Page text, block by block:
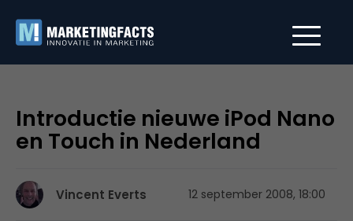
Introductie nieuwe iPod Nano
en Touch in Nederland
Vincent Everts 12 september 2008, 18:00